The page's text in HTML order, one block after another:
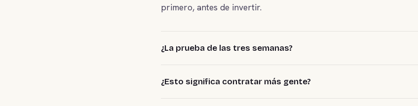
primero, antes de invertir.
¿La prueba de las tres semanas?
¿Esto significa contratar más gente?